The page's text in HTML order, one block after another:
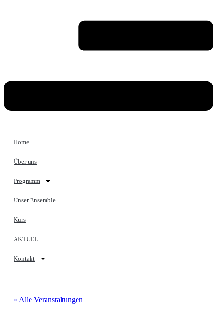
Home
Über uns
Programm
Unser Ensemble
Kurs
AKTUEL
Kontakt
« Alle Veranstaltungen